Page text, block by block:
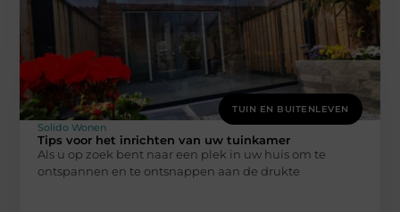
TUIN EN BUITENLEVEN
Solido Wonen
Tips voor het inrichten van uw tuinkamer
Als u op zoek bent naar een plek in uw huis om te
ontspannen en te ontsnappen aan de drukte